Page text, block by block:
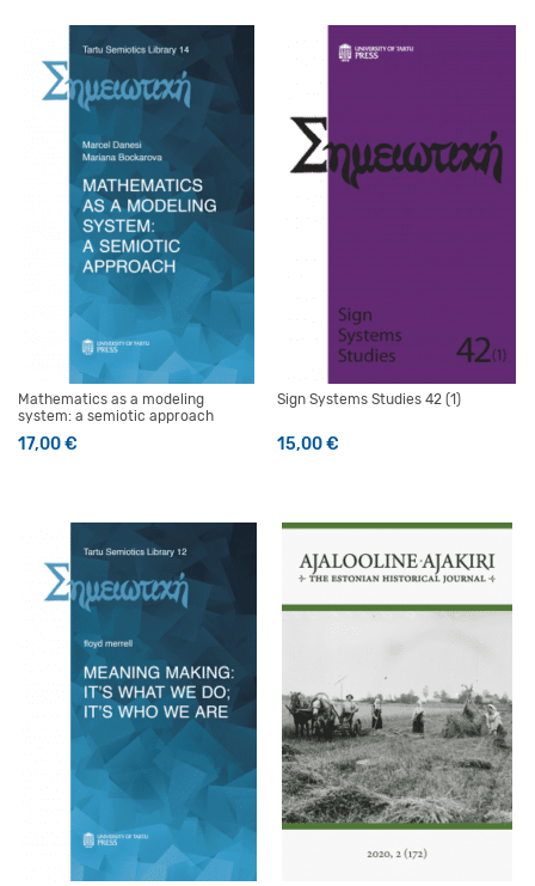
Mathematics as a modeling
system: a semiotic approach
17,00€
Sign Systems Studies 42 (1)
15,00€